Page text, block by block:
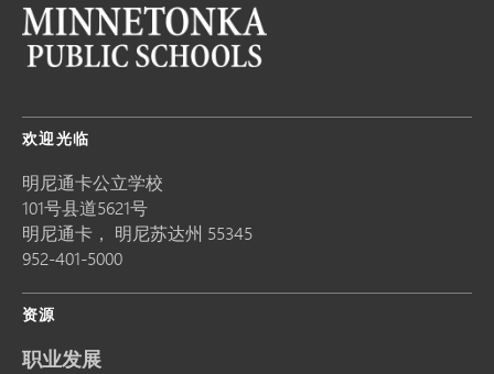
欢迎光临
明尼通卡公立学校
101号县道5621号
明尼通卡， 明尼苏达州 55345
952-401-5000
资源
职业发展